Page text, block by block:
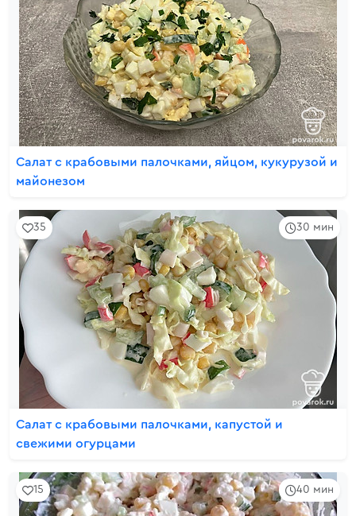
Салат с крабовыми палочками, яйцом, кукурузой и
майонезом
30 мин
35
Салат с крабовыми палочками, капустой и
свежими огурцами
40 мин
15